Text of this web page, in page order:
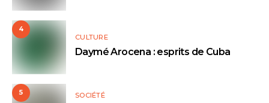
4
CULTURE
Daymé Arocena : esprits de Cuba
5 SOCIÉTÉ